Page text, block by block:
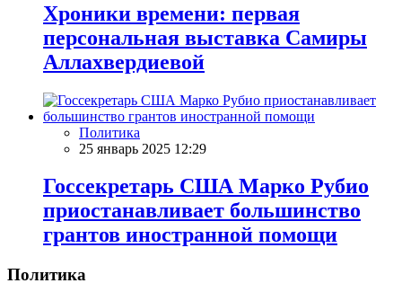
Хроники времени: первая
персональная выставка Самиры
Аллахвердиевой
Политика
25 январь 2025 12:29
Госсекретарь США Марко Рубио
приостанавливает большинство
грантов иностранной помощи
Политика